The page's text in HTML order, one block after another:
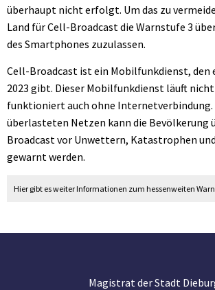
überhaupt nicht erfolgt. Um das zu
Land für Cell-Broadcast die Warnstufe 3
des Smartphones zuzulassen.
Cell-Broadcast ist ein Mobilfunkdienst, den
2023 gibt. Dieser Mobilfunkdienst läuft nicht
funktioniert auch ohne Internetverbindung.
überlasteten Netzen kann die Bevölkerung
Broadcast vor Unwettern, Katastrophen
gewarnt werden.
Hier gibt es weiter Informationen zum hessenweiten
Magistrat der Stadt